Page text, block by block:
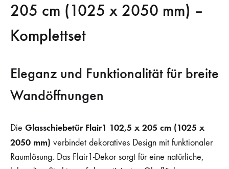
205 cm (1025 x 2050 mm) –
Komplettset
Eleganz und Funktionalität für breite
Wandöffnungen
Die Glasschiebetür Flair1 102,5 x 205 cm (1025 x
2050 mm) verbindet dekoratives Design mit funktionaler
Raumlösung. Das Flair1-Dekor sorgt für eine natürliche,